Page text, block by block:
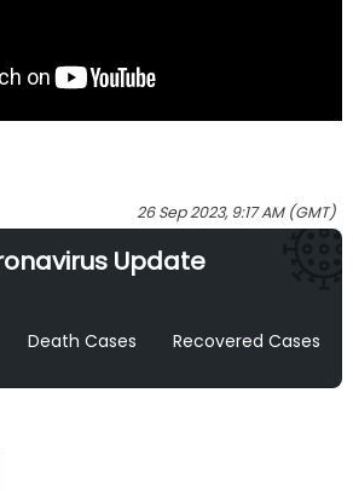
26 Sep 2023, 9:17 AM (GMT)
Update
Death Cases Recovered Cases